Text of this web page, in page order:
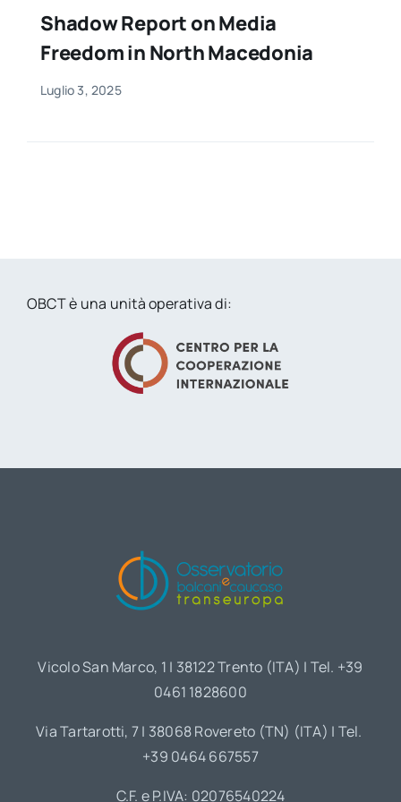
per:
Newsletter
Shadow Report on Media
Freedom in North Macedonia
Luglio 3, 2025
OBCT è una unità operativa di:
Vicolo San Marco, 1 | 38122 Trento (ITA) | Tel. +39
0461 1828600
Via Tartarotti, 7 | 38068 Rovereto (TN) (ITA) | Tel.
+39 0464 667557
C.F. e P.IVA: 02076540224